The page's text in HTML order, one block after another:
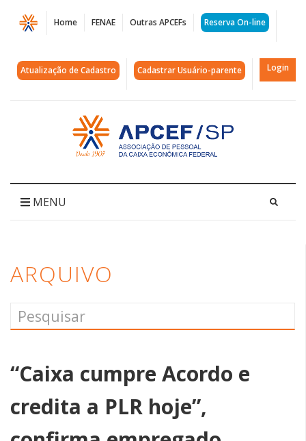
Página
Arquivos
PLP
APCEF/SP
Home FENAE Outras APCEFs Reserva On-line
Atualização de Cadastro Cadastrar Usuário-parente Login
Acessar
página
inicial
MENU
ARQUIVO
“Caixa cumpre Acordo e
credita a PLR hoje”,